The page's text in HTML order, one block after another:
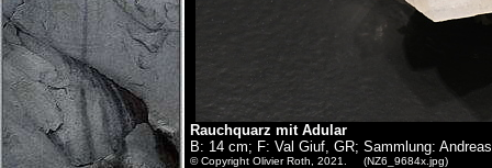
Rauchquarz mit Adular
B: 14 cm; F: Val Giuf, GR; Sammlung:
© Copyright Olivier Roth, 2021. (NZ6_9684x.jpg)